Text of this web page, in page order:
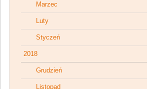
Marzec
Luty
Styczeń
2018
Grudzień
Listopad